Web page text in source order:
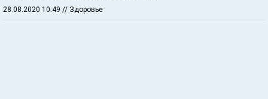
28.08.2020 10:49 // Здоровье